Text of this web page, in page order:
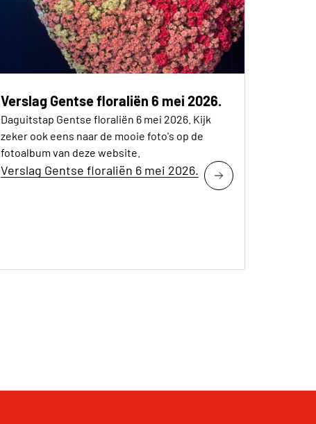
Verslag Gentse floraliën 6 mei 2026.
Daguitstap Gentse floraliën 6 mei 2026. Kijk
zeker ook eens naar de mooie foto's op de
fotoalbum van deze website.
Verslag Gentse floraliën 6 mei 2026.